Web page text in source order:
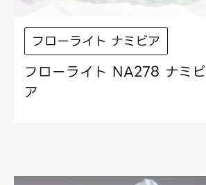
フローライト ナミビア
フローライト NA278 ナミビ
ア